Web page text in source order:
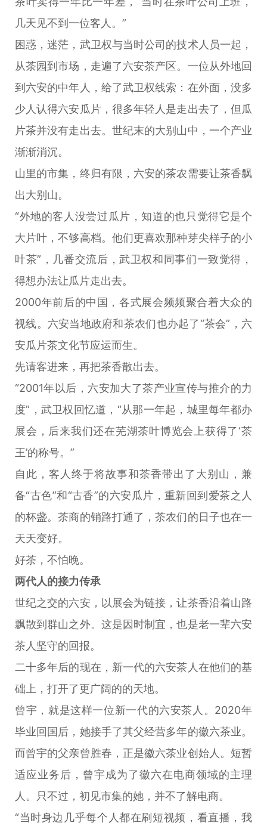
几天见不到一位客人。”
困惑，迷茫，武卫权与当时公司的技术人员一起，
从茶园到市场，走遍了六安茶产区。一位从外地回
到六安的中年人，给了武卫权线索：在外面，没多
少人认得六安瓜片，很多年轻人是走出去了，但瓜
片茶并没有走出去。世纪末的大别山中，一个产业
渐渐消沉。
山里的市集，终归有限，六安的茶农需要让茶香飘
出大别山。
“外地的客人没尝过瓜片，知道的也只觉得它是个
大片叶，不够高档。他们更喜欢那种芽尖样子的小
叶茶”，几番交流后，武卫权和同事们一致觉得，
得想办法让瓜片走出去。
2000年前后的中国，各式展会频频聚合着大众的
视线。六安当地政府和茶农们也办起了“茶会”，六
安瓜片茶文化节应运而生。
先请客进来，再把茶香散出去。
“2001年以后，六安加大了茶产业宣传与推介的力
度”，武卫权回忆道，“从那一年起，城里每年都办
展会，后来我们还在芜湖茶叶博览会上获得了‘茶
王’的称号。”
自此，客人终于将故事和茶香带出了大别山，兼
备“古色”和“古香”的六安瓜片，重新回到爱茶之人
的杯盏。茶商的销路打通了，茶农们的日子也在一
天天变好。
好茶，不怕晚。
两代人的接力传承
世纪之交的六安，以展会为链接，让茶香沿着山路
飘散到群山之外。这是因时制宜，也是老一辈六安
茶人坚守的回报。
二十多年后的现在，新一代的六安茶人在他们的基
础上，打开了更广阔的的天地。
曾宇，就是这样一位新一代的六安茶人。2020年
毕业回国后，她接手了其父经营多年的徽六茶业。
而曾宇的父亲曾胜春，正是徽六茶业创始人。短暂
适应业务后，曾宇成为了徽六在电商领域的主理
人。只不过，初见市集的她，并不了解电商。
“当时身边几乎每个人都在刷短视频，看直播，我